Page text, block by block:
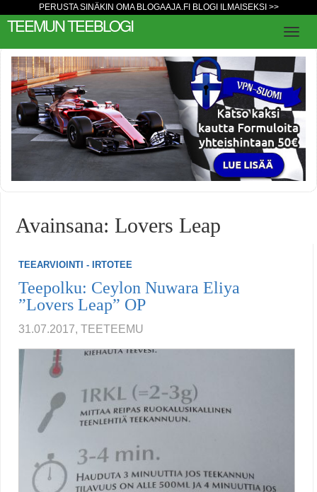
PERUSTA SINÄKIN OMA BLOGAAJA.FI BLOGI ILMAISEKSI >>
TEEMUN TEEBLOGI
Avainsana: Lovers Leap
TEEARVIOINTI - IRTOTEE
Teepolku: Ceylon Nuwara Eliya
”Lovers Leap” OP
31.07.2017, TEETEEMU